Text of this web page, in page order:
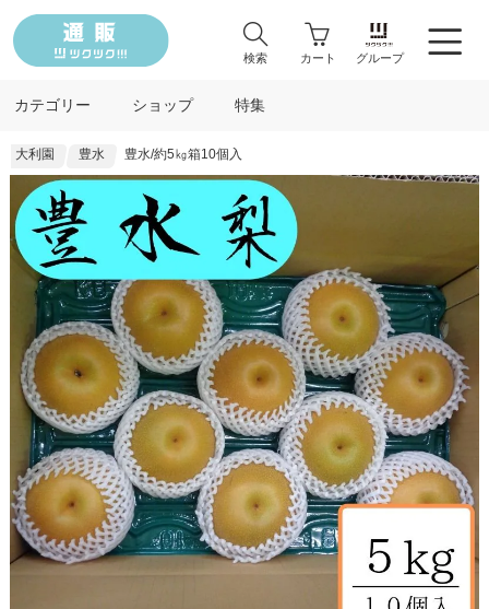
検索 カート グループ
カテゴリー ショップ 特集
大利園 豊水 豊水/約5㎏箱10個入